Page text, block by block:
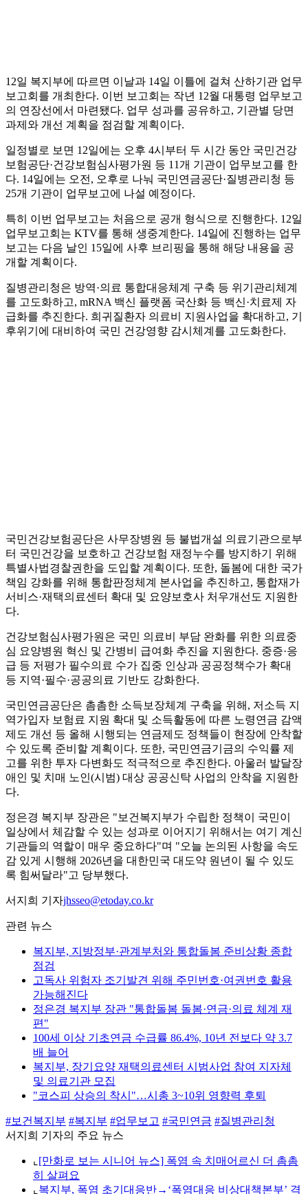
12일 복지부에 따르면 이날과 14일 이틀에 걸쳐 산하기관 업무
보고회를 개최한다. 이번 보고회는 작년 12월 대통령 업무보고
의 연장선에서 마련됐다. 업무 성과를 공유하고, 기관별 당면
과제와 개선 계획을 점검할 계획이다.
일정별로 보면 12일에는 오후 4시부터 두 시간 동안 국민건강
보험공단·건강보험심사평가원 등 11개 기관이 업무보고를 한
다. 14일에는 오전, 오후로 나눠 국민연금공단·질병관리청 등
25개 기관이 업무보고에 나설 예정이다.
특히 이번 업무보고는 처음으로 공개 형식으로 진행한다. 12일
업무보고회는 KTV를 통해 생중계한다. 14일에 진행하는 업무
보고는 다음 날인 15일에 사후 브리핑을 통해 해당 내용을 공
개할 계획이다.
질병관리청은 방역·의료 통합대응체계 구축 등 위기관리체계
를 고도화하고, mRNA 백신 플랫폼 국산화 등 백신·치료제 자
급화를 추진한다. 희귀질환자 의료비 지원사업을 확대하고, 기
후위기에 대비하여 국민 건강영향 감시체계를 고도화한다.
국민건강보험공단은 사무장병원 등 불법개설 의료기관으로부
터 국민건강을 보호하고 건강보험 재정누수를 방지하기 위해
특별사법경찰권한을 도입할 계획이다. 또한, 돌봄에 대한 국가
책임 강화를 위해 통합판정체계 본사업을 추진하고, 통합재가
서비스·재택의료센터 확대 및 요양보호사 처우개선도 지원한
다.
건강보험심사평가원은 국민 의료비 부담 완화를 위한 의료중
심 요양병원 혁신 및 간병비 급여화 추진을 지원한다. 중증·응
급 등 저평가 필수의료 수가 집중 인상과 공공정책수가 확대
등 지역·필수·공공의료 기반도 강화한다.
국민연금공단은 촘촘한 소득보장체계 구축을 위해, 저소득 지
역가입자 보험료 지원 확대 및 소득활동에 따른 노령연금 감액
제도 개선 등 올해 시행되는 연금제도 정책들이 현장에 안착할
수 있도록 준비할 계획이다. 또한, 국민연금기금의 수익률 제
고를 위한 투자 다변화도 적극적으로 추진한다. 아울러 발달장
애인 및 치매 노인(시범) 대상 공공신탁 사업의 안착을 지원한
다.
정은경 복지부 장관은 "보건복지부가 수립한 정책이 국민이
일상에서 체감할 수 있는 성과로 이어지기 위해서는 여기 계신
기관들의 역할이 매우 중요하다"며 "오늘 논의된 사항을 속도
감 있게 시행해 2026년을 대한민국 대도약 원년이 될 수 있도
록 힘써달라"고 당부했다.
서지희 기자jhsseo@etoday.co.kr
관련 뉴스
복지부, 지방정부·관계부처와 통합돌봄 준비상황 종합
점검
고독사 위험자 조기발견 위해 주민번호·여권번호 활용
가능해진다
정은경 복지부 장관 "통합돌봄 돌봄·연금·의료 체계 재
편"
100세 이상 기초연금 수급률 86.4%, 10년 전보다 약 3.7
배 늘어
복지부, 장기요양 재택의료센터 시범사업 참여 지자체
및 의료기관 모집
"코스피 상승의 착시"…시총 3~10위 영향력 후퇴
#보건복지부 #복지부 #업무보고 #국민연금 #질병관리청
서지희 기자의 주요 뉴스
⌞ [만화로 보는 시니어 뉴스] 폭염 속 치매어르신 더 촘촘
히 살펴요
⌞ 복지부, 폭염 초기대응반→‘폭염대응 비상대책본부’ 격